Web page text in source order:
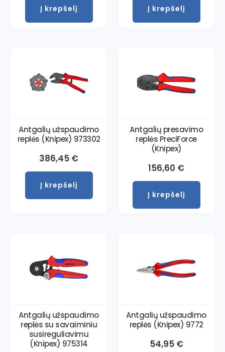
Į krepšelį Į krepšelį
Antgalių užspaudimo
replės (Knipex) 973302
386,45 €
Į krepšelį
Antgalių presavimo
replės PreciForce
(Knipex)
156,60 €
Į krepšelį
Antgalių užspaudimo
replės su savaiminiu
susireguliavimu
(Knipex) 975314
Antgalių užspaudimo
replės (Knipex) 9772
54,95 €